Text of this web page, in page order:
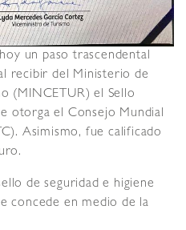
un paso trascendental
recibir del Ministerio de
(MINCETUR) el Sello
otorga el Consejo Mundial
Asimismo, fue calificado
de seguridad e higiene
concede en medio de la